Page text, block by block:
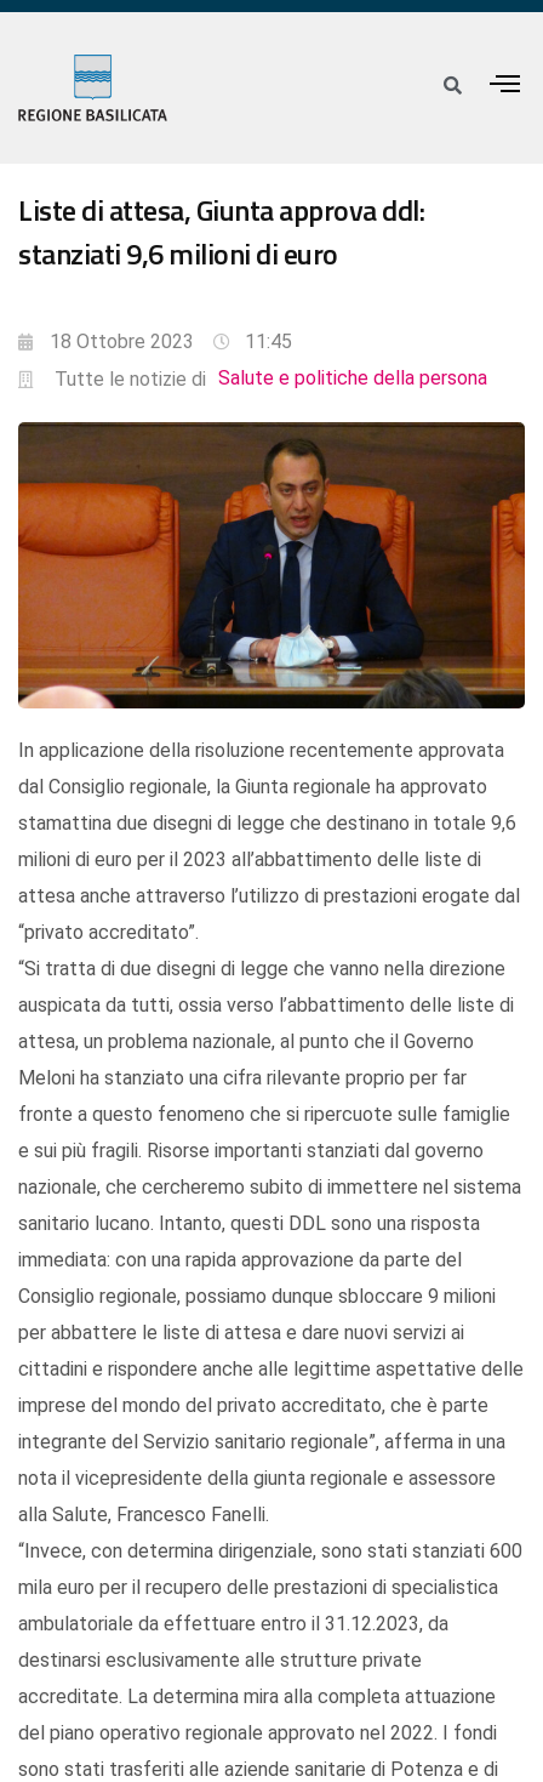
Liste di attesa, Giunta approva ddl:
stanziati 9,6 milioni di euro
18 Ottobre 2023
11:45
Tutte le notizie di Salute e politiche della persona
In applicazione della risoluzione recentemente approvata
dal Consiglio regionale, la Giunta regionale ha approvato
stamattina due disegni di legge che destinano in totale 9,6
milioni di euro per il 2023 all’abbattimento delle liste di
attesa anche attraverso l’utilizzo di prestazioni erogate dal
“privato accreditato”.
“Si tratta di due disegni di legge che vanno nella direzione
auspicata da tutti, ossia verso l’abbattimento delle liste di
attesa, un problema nazionale, al punto che il Governo
Meloni ha stanziato una cifra rilevante proprio per far
fronte a questo fenomeno che si ripercuote sulle famiglie
e sui più fragili. Risorse importanti stanziati dal governo
nazionale, che cercheremo subito di immettere nel sistema
sanitario lucano. Intanto, questi DDL sono una risposta
immediata: con una rapida approvazione da parte del
Consiglio regionale, possiamo dunque sbloccare 9 milioni
per abbattere le liste di attesa e dare nuovi servizi ai
cittadini e rispondere anche alle legittime aspettative delle
imprese del mondo del privato accreditato, che è parte
integrante del Servizio sanitario regionale”, afferma in una
nota il vicepresidente della giunta regionale e assessore
alla Salute, Francesco Fanelli.
“Invece, con determina dirigenziale, sono stati stanziati 600
mila euro per il recupero delle prestazioni di specialistica
ambulatoriale da effettuare entro il 31.12.2023, da
destinarsi esclusivamente alle strutture private
accreditate. La determina mira alla completa attuazione
del piano operativo regionale approvato nel 2022. I fondi
sono stati trasferiti alle aziende sanitarie di Potenza e di